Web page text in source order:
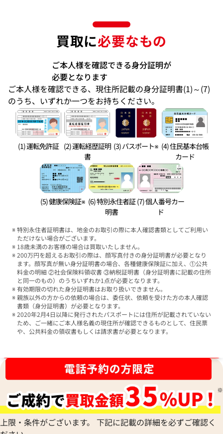
買取に必要なもの
ご本人様を確認できる身分証明が
必要となります
ご本人様を確認できる、現住所記載の身分証明書(1)～(7)
のうち、いずれか一つをお持ちください。
(1) 運転免許証 (2) 運転経歴証明
書
(3) パスポート※ (4) 住民基本台帳
カード
(5) 健康保険証※ (6) 特別永住者証
明書
(7) 個人番号カー
ド
特別永住者証明書は、地金のお取引の際に本人確認書類としてご利用い
ただけない場合がございます。
18歳未満のお客様の場合は買取いたしません。
200万円を超えるお取引の際は、顔写真付きの身分証明書が必要となり
ます。顔写真が無い身分証明書の場合、各種健康保険証に加え、①公共
料金の明細 ②社会保険料領収書 ③納税証明書（身分証明書に記載の住所
と同一のもの）のうちいずれか1点が必要となります。
有効期限の切れた身分証明書はお取り扱いできません。
親族以外の方からの依頼の場合は、委任状、依頼を受けた方の本人確認
書類（身分証明書）が必要となります。
2020年2月4日以降に発行されたパスポートには住所が記載されていない
ため、ご一緒にご本人様名義の現住所が確認できるものとして、住民票
や、公共料金の領収書もしくは請求書が必要となります。
上限・条件がございます。 下記に記載の詳細を必ずご確認く